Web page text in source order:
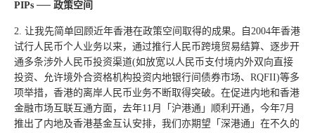
PIPs ── 政策空间
2. 让我先简单回顾近年香港在政策空间取得的成果。自2004年香港
试行人民币个人业务以来，通过推行人民币跨境贸易结算、逐步开
通多条涉外人民币投资渠道(如放宽以人民币支付境内外双向直接
投资、允许境外合资格机构投资内地银行间债券市场、RQFII)等多
项举措，香港的离岸人民币业务不断取得突破。在促进内地和香港
金融市场互联互通方面，去年11月「沪港通」顺利开通，今年7月
推出了内地及香港基金互认安排，我们亦期望「深港通」在不久的